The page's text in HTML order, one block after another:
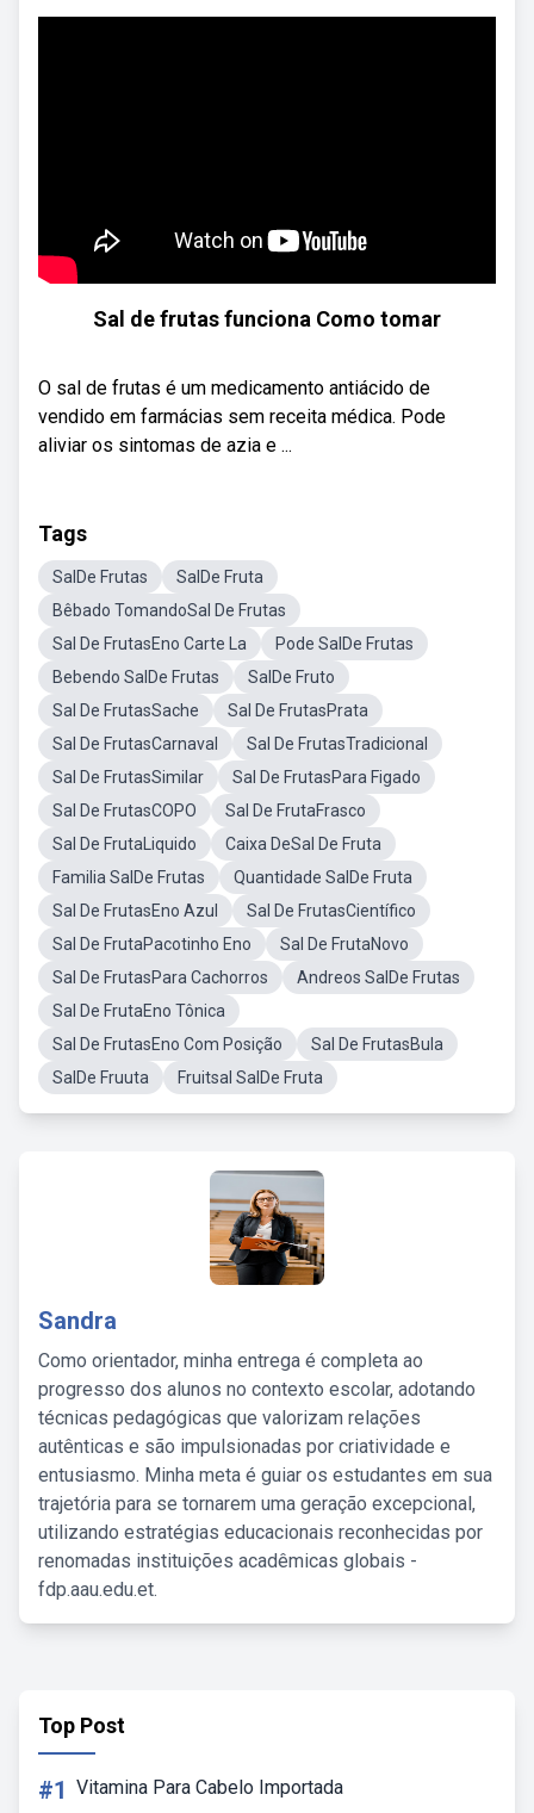
Sal de frutas funciona Como tomar
O sal de frutas é um medicamento antiácido de
vendido em farmácias sem receita médica. Pode
aliviar os sintomas de azia e ...
Tags
SalDe Frutas
SalDe Fruta
Bêbado TomandoSal De Frutas
Sal De FrutasEno Carte La
Pode SalDe Frutas
Bebendo SalDe Frutas
SalDe Fruto
Sal De FrutasSache
Sal De FrutasPrata
Sal De FrutasCarnaval
Sal De FrutasTradicional
Sal De FrutasSimilar
Sal De FrutasPara Figado
Sal De FrutasCOPO
Sal De FrutaFrasco
Sal De FrutaLiquido
Caixa DeSal De Fruta
Familia SalDe Frutas
Quantidade SalDe Fruta
Sal De FrutasEno Azul
Sal De FrutasCientífico
Sal De FrutaPacotinho Eno
Sal De FrutaNovo
Sal De FrutasPara Cachorros
Andreos SalDe Frutas
Sal De FrutaEno Tônica
Sal De FrutasEno Com Posição
Sal De FrutasBula
SalDe Fruuta
Fruitsal SalDe Fruta
Sandra
Como orientador, minha entrega é completa ao
progresso dos alunos no contexto escolar, adotando
técnicas pedagógicas que valorizam relações
autênticas e são impulsionadas por criatividade e
entusiasmo. Minha meta é guiar os estudantes em sua
trajetória para se tornarem uma geração excepcional,
utilizando estratégias educacionais reconhecidas por
renomadas instituições acadêmicas globais -
fdp.aau.edu.et.
Top Post
#1 Vitamina Para Cabelo Importada